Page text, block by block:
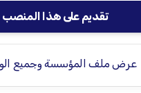
تقديم على هذا المنصب
عرض ملف المؤسسة وجميع